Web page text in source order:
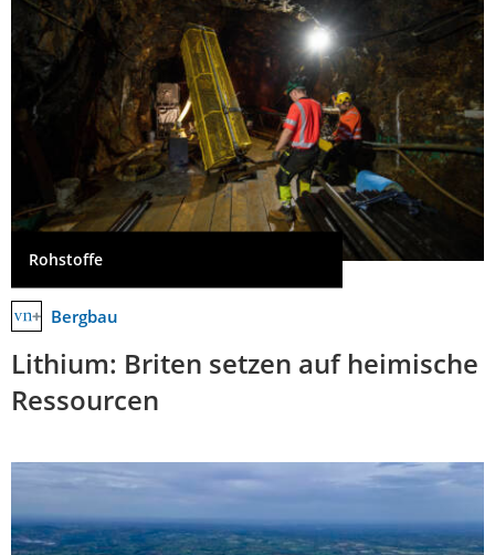
Rohstoffe
Bergbau
Lithium: Briten setzen auf heimische
Ressourcen